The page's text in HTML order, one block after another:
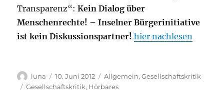
Transparenz“:Kein Dialog über
Menschenrechte! – Inselner Bürgerinitiative
ist kein Diskussionspartner!hier nachlesen
Autor
luna
Veröffentlicht
am
10. Juni 2012 Kategorien
Allgemein,Gesellschaftskritik
Schlagwörter
Gesellschaftskritik, Hörbares